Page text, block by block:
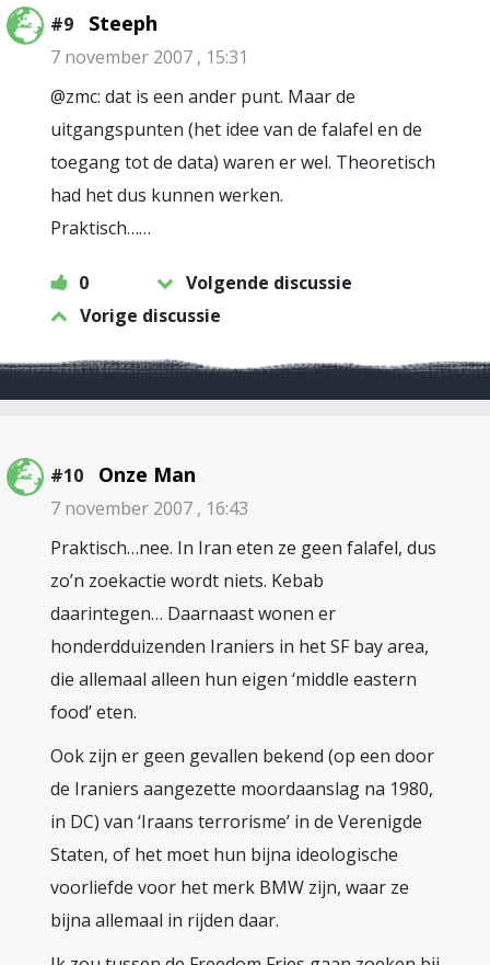
#9 Steeph
7 november 2007 , 15:31
@zmc: dat is een ander punt. Maar de
uitgangspunten (het idee van de falafel en de
toegang tot de data) waren er wel. Theoretisch
had het dus kunnen werken.
Praktisch……
0
Volgende discussie
Vorige discussie
#10 Onze Man
7 november 2007 , 16:43
Praktisch…nee. In Iran eten ze geen falafel, dus
zo’n zoekactie wordt niets. Kebab
daarintegen… Daarnaast wonen er
honderdduizenden Iraniers in het SF bay area,
die allemaal alleen hun eigen ‘middle eastern
food’ eten.
Ook zijn er geen gevallen bekend (op een door
de Iraniers aangezette moordaanslag na 1980,
in DC) van ‘Iraans terrorisme’ in de Verenigde
Staten, of het moet hun bijna ideologische
voorliefde voor het merk BMW zijn, waar ze
bijna allemaal in rijden daar.